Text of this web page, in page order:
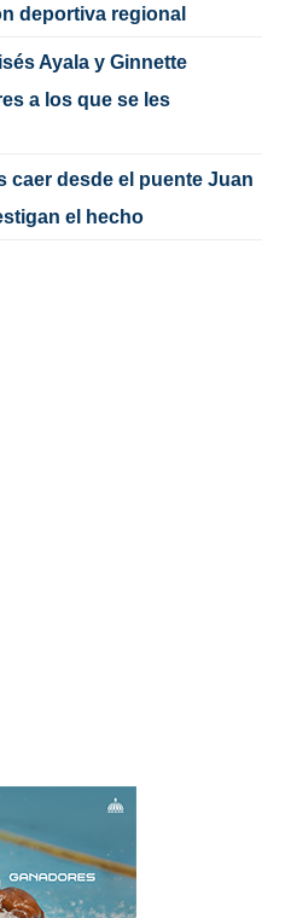
deportiva regional
Ayala y Ginnette
a los que se les
caer desde el puente Juan
el hecho